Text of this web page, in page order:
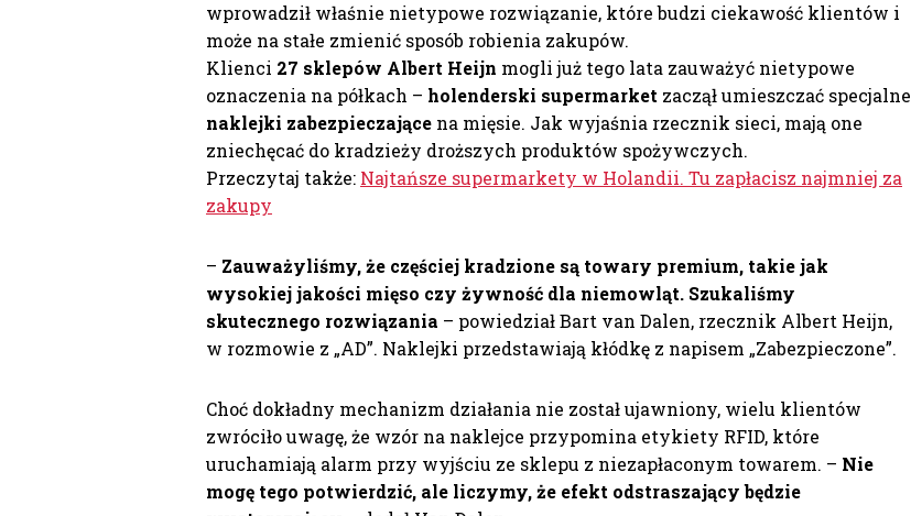
wprowadził właśnie nietypowe rozwiązanie, które budzi ciekawość klientów i
może na stałe zmienić sposób robienia zakupów.
Klienci 27 sklepów Albert Heijn mogli już tego lata zauważyć nietypowe
oznaczenia na półkach – holenderski supermarket zaczął umieszczać specjalne
naklejki zabezpieczające na mięsie. Jak wyjaśnia rzecznik sieci, mają one
zniechęcać do kradzieży droższych produktów spożywczych.
Przeczytaj także: Najtańsze supermarkety w Holandii. Tu zapłacisz najmniej za
zakupy
– Zauważyliśmy, że częściej kradzione są towary premium, takie jak
wysokiej jakości mięso czy żywność dla niemowląt. Szukaliśmy
skutecznego rozwiązania – powiedział Bart van Dalen, rzecznik Albert Heijn,
w rozmowie z „AD”. Naklejki przedstawiają kłódkę z napisem „Zabezpieczone”.
Choć dokładny mechanizm działania nie został ujawniony, wielu klientów
zwróciło uwagę, że wzór na naklejce przypomina etykiety RFID, które
uruchamiają alarm przy wyjściu ze sklepu z niezapłaconym towarem. – Nie
mogę tego potwierdzić, ale liczymy, że efekt odstraszający będzie